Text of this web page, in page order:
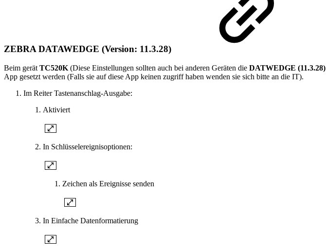
ZEBRA DATAWEDGE (Version: 11.3.28)
Beim gerät TC520K (Diese Einstellungen sollten auch bei anderen Geräten die DATWEDGE (11.3.28)
App gesetzt werden (Falls sie auf diese App keinen zugriff haben wenden sie sich bitte an die IT).
Im Reiter Tastenanschlag-Ausgabe:
Aktiviert
In Schlüsselereignisoptionen:
Zeichen als Ereignisse senden
In Einfache Datenformatierung